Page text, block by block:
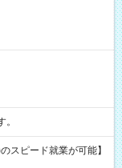
。
スピード就業が可能】